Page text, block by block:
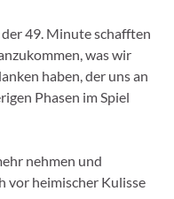
49. Minute schafften
was wir
haben, der uns an
Phasen im Spiel
nehmen und
vor heimischer Kulisse